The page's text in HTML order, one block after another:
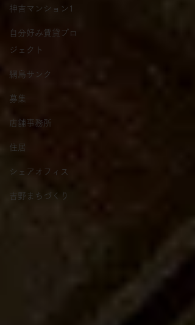
神吉マンション1
自分好み賃貸プロ
ジェクト
網島サンク
募集
店舗事務所
住居
シェアオフィス
吉野まちづくり